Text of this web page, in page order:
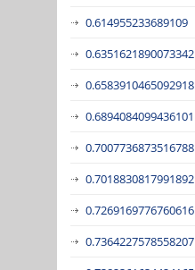
0.614955233689109
0.6351621890073342
0.6583910465092918
0.6894084099436101
0.7007736873516788
0.7018830817991892
0.7269169776760616
0.7364227578558207